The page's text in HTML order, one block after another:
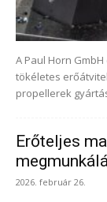
A Paul Horn
tökéletes
propellerek
Erőteljes
2026. február 26.